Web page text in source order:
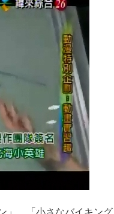
、「小さなバイキン